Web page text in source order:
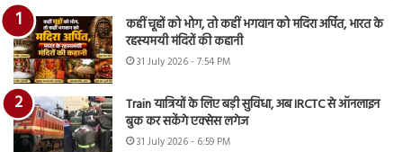
कहीं चूहों को भोग, तो कहीं भगवान को मदिरा अर्पित, भारत के
रहस्यमयी मंदिरों की कहानी
31 July 2026 - 7:54 PM
Train यात्रियों के लिए बड़ी सुविधा, अब IRCTC से ऑनलाइन
बुक कर सकेंगे एक्सेस लगेज
31 July 2026 - 6:59 PM